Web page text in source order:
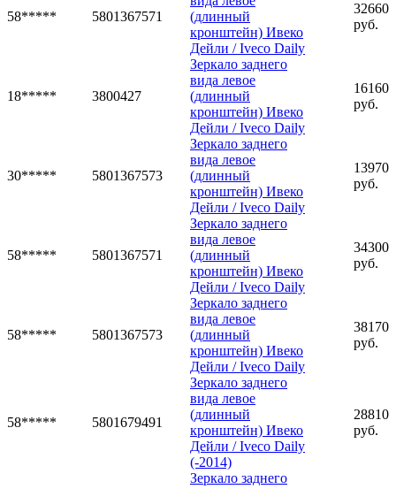
58***** 5801367571
(длинный
кронштейн) Ивеко
Дейли / Iveco Daily
32660
руб.
18***** 3800427
Зеркало заднего
вида левое
(длинный
кронштейн) Ивеко
Дейли / Iveco Daily
16160
руб.
30***** 5801367573
Зеркало заднего
вида левое
(длинный
кронштейн) Ивеко
Дейли / Iveco Daily
13970
руб.
58***** 5801367571
Зеркало заднего
вида левое
(длинный
кронштейн) Ивеко
Дейли / Iveco Daily
34300
руб.
58***** 5801367573
Зеркало заднего
вида левое
(длинный
кронштейн) Ивеко
Дейли / Iveco Daily
38170
руб.
58***** 5801679491
Зеркало заднего
вида левое
(длинный
кронштейн) Ивеко
Дейли / Iveco Daily
(-2014)
28810
руб.
Зеркало заднего